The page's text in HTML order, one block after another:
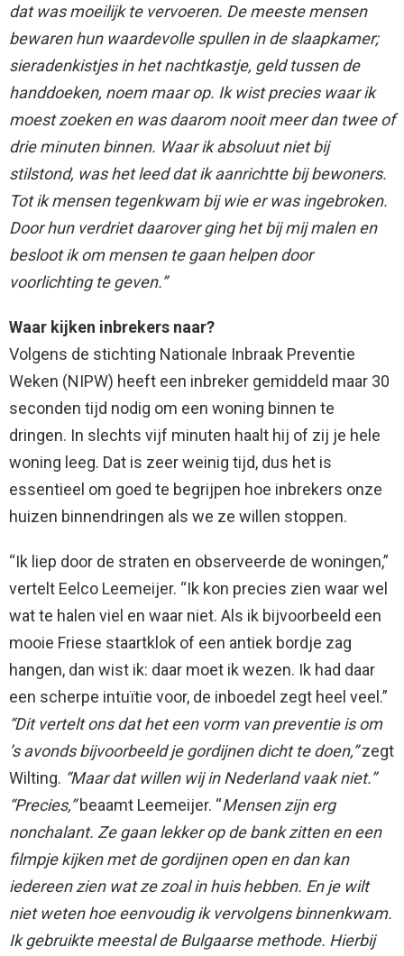
dat was moeilijk te vervoeren. De meeste mensen
bewaren hun waardevolle spullen in de slaapkamer;
sieradenkistjes in het nachtkastje, geld tussen de
handdoeken, noem maar op. Ik wist precies waar ik
moest zoeken en was daarom nooit meer dan twee of
drie minuten binnen. Waar ik absoluut niet bij
stilstond, was het leed dat ik aanrichtte bij bewoners.
Tot ik mensen tegenkwam bij wie er was ingebroken.
Door hun verdriet daarover ging het bij mij malen en
besloot ik om mensen te gaan helpen door
voorlichting te geven.”
Waar kijken inbrekers naar?
Volgens de stichting Nationale Inbraak Preventie
Weken (NIPW) heeft een inbreker gemiddeld maar 30
seconden tijd nodig om een woning binnen te
dringen. In slechts vijf minuten haalt hij of zij je hele
woning leeg. Dat is zeer weinig tijd, dus het is
essentieel om goed te begrijpen hoe inbrekers onze
huizen binnendringen als we ze willen stoppen.
“Ik liep door de straten en observeerde de woningen,”
vertelt Eelco Leemeijer. “Ik kon precies zien waar wel
wat te halen viel en waar niet. Als ik bijvoorbeeld een
mooie Friese staartklok of een antiek bordje zag
hangen, dan wist ik: daar moet ik wezen. Ik had daar
een scherpe intuïtie voor, de inboedel zegt heel veel.”
“Dit vertelt ons dat het een vorm van preventie is om
’s avonds bijvoorbeeld je gordijnen dicht te doen,”zegt
Wilting. “Maar dat willen wij in Nederland vaak niet.”
“Precies,”beaamt Leemeijer. “Mensen zijn erg
nonchalant. Ze gaan lekker op de bank zitten en een
filmpje kijken met de gordijnen open en dan kan
iedereen zien wat ze zoal in huis hebben. En je wilt
niet weten hoe eenvoudig ik vervolgens binnenkwam.
Ik gebruikte meestal de Bulgaarse methode. Hierbij